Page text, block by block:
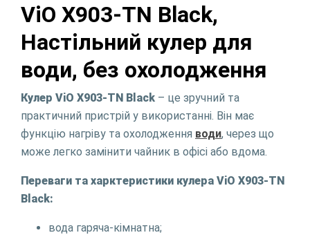
ViO Х903-TN Black,
Настільний кулер для
води, без охолодження
Кулер ViO Х903-TN Black – це зручний та
практичний пристрій у використанні. Він має
функцію нагріву та охолодження води, через що
може легко замінити чайник в офісі або вдома.
Переваги та харктеристики кулера ViO Х903-TN
Black:
вода гаряча-кімнатна;